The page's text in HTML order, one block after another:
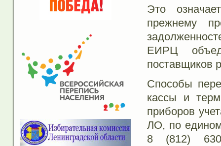
Это
прежнему
ЕИРЦ
поставщиков
Способы
кассы и
приборов
ЛО, по
8 (812)